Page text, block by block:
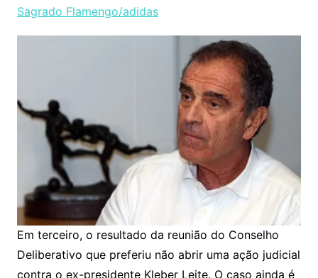
Sagrado Flamengo/adidas
Em terceiro, o resultado da reunião do Conselho
Deliberativo que preferiu não abrir uma ação judicial
contra o ex-presidente Kleber Leite. O caso ainda é